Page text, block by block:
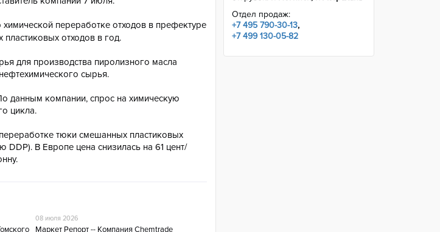
переработке отходов в префектуре
отходов в год.
для производства пиролизного масла
сырья.
данным компании, спрос на химическую
цикла.
тюки смешанных пластиковых
В Европе цена снизилась на 61 цент/
08 июля 2026
Маркет Репорт -- Компания Chemtrade
Отдел продаж:
+7 495 790-30-13,
+7 499 130-05-82